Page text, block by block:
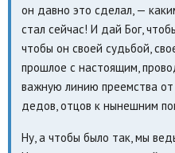
он давно это сделал, —
стал сейчас! И дай Бог,
чтобы он своей судьбой,
прошлое с настоящим,
важную линию преемства
дедов, отцов к нынешним
Ну, а чтобы было так, мы